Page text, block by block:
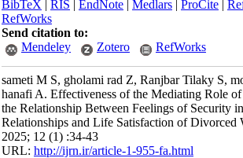
BibTeX|RIS|EndNote|Medlars|ProCite|
RefWorks
Send citation to:
Mendeley
Zotero RefWorks
sameti M S, gholami rad Z, Ranjbar Tilaky S,
hanafi A. Effectiveness of the Mediating Role
the Relationship Between Feelings of Security
Relationships and Life Satisfaction of
2025; 12 (1) :34-43
URL:http://ijrn.ir/article-1-955-fa.html